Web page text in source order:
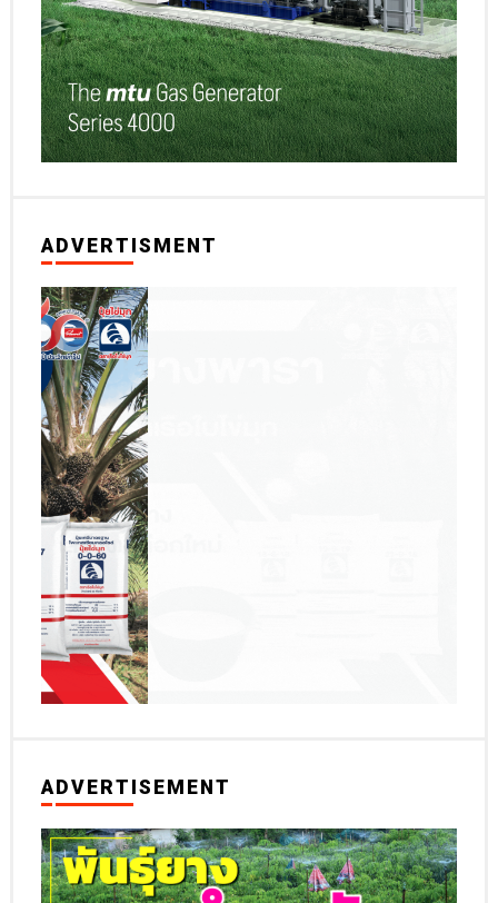
ADVERTISMENT
ADVERTISEMENT